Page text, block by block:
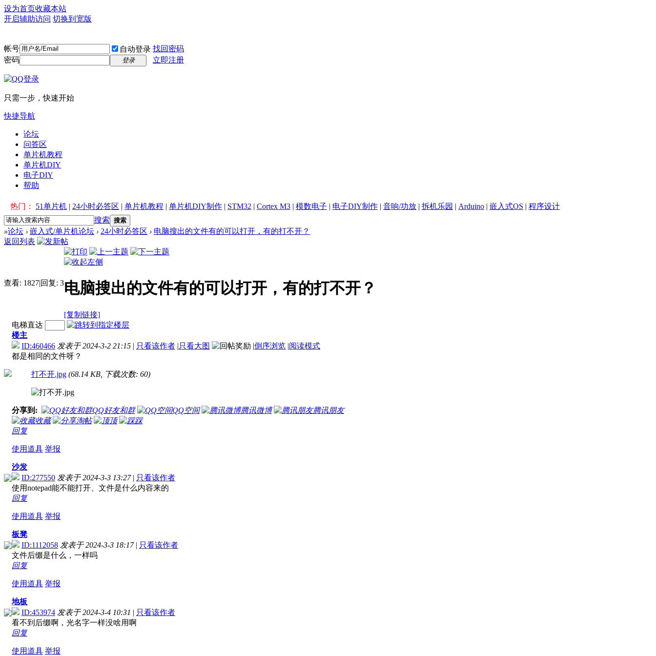
设为首页收藏本站
开启辅助访问 切换到宽版
帐号 自动登录 找回密码
密码
登录 立即注册
只需一步，快速开始
快捷导航
论坛
问答区
单片机教程
单片机DIY
电子DIY
帮助
热门： 51单片机 | 24小时必答区 | 单片机教程 | 单片机DIY制作 | STM32 | Cortex M3 | 模数电子 | 电子DIY制作 | 音响/功放 | 拆机乐园 | Arduino | 嵌入式OS | 程序设计
搜索 搜索
»论坛 › 嵌入式/单片机论坛 › 24小时必答区 › 电脑搜出的文件有的可以打开，有的打不开？
返回列表
查看: 1827|回复: 3电脑搜出的文件有的可以打开，有的打不开？
[复制链接]
电梯直达
楼主
ID:460466 发表于 2024-3-2 21:15 | 只看该作者 |只看大图 |倒序浏览 |阅读模式
都是相同的文件呀？
打不开.jpg (68.14 KB, 下载次数: 60)
分享到: QQ好友和群 QQ空间 腾讯微博
腾讯朋友
收藏
淘帖 顶
踩
回复
使用道具 举报
沙发
ID:277550 发表于 2024-3-3 13:27 | 只看该作者
使用notepad能不能打开、文件是什么内容来的
回复
使用道具 举报
板凳
ID:1112058 发表于 2024-3-3 18:17 | 只看该作者
文件后缀是什么，一样吗
回复
使用道具 举报
地板
ID:453974 发表于 2024-3-4 10:31 | 只看该作者
看不到后缀啊，光名字一样没啥用啊
回复
使用道具 举报